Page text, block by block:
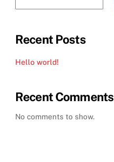
Recent Posts
Hello world!
Recent Comments
No comments to show.